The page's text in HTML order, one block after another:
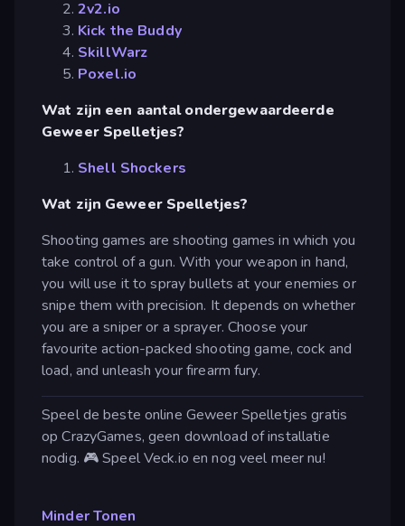
2v2.io
Kick the Buddy
SkillWarz
Poxel.io
Wat zijn een aantal ondergewaardeerde
Geweer Spelletjes?
Shell Shockers
Wat zijn Geweer Spelletjes?
Shooting games are shooting games in which you
take control of a gun. With your weapon in hand,
you will use it to spray bullets at your enemies or
snipe them with precision. It depends on whether
you are a sniper or a sprayer. Choose your
favourite action-packed shooting game, cock and
load, and unleash your firearm fury.
Speel de beste online Geweer Spelletjes gratis
op CrazyGames, geen download of installatie
nodig. 🎮 Speel Veck.io en nog veel meer nu!
Minder Tonen